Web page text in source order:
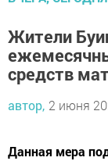
Жители
средств
автор, 2 июня
Данная мера